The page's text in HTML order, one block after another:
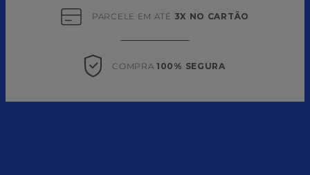
PARCELE EM ATÉ 3X NO CARTÃO
COMPRA 100% SEGURA